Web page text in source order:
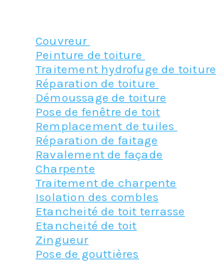
Couvreur
Peinture de toiture
Traitement hydrofuge de toiture
Réparation de toiture
Démoussage de toiture
Pose de fenêtre de toit
Remplacement de tuiles
Réparation de faitage
Ravalement de façade
Charpente
Traitement de charpente
Isolation des combles
Etancheité de toit terrasse
Etancheité de toit
Zingueur
Pose de gouttières